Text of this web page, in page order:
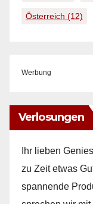
Österreich (12)
Werbung
Verlosungen
Ihr lieben
zu Zeit etwas
spannende